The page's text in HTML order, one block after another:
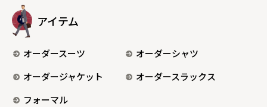
アイテム
オーダースーツ
オーダーシャツ
オーダージャケット
オーダースラックス
フォーマル